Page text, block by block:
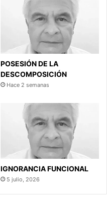
POSESIÓN DE LA
DESCOMPOSICIÓN
Hace 2 semanas
IGNORANCIA FUNCIONAL
5 julio, 2026